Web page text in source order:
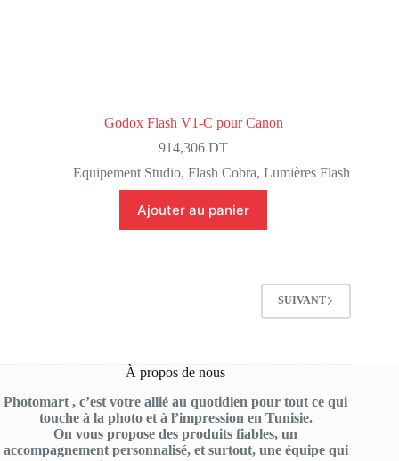
Godox Flash V1-C pour Canon
914,306DT
Equipement Studio, Flash Cobra, Lumières Flash
Ajouter au panier
SUIVANT
À propos de nous
Photomart , c’est votre allié au quotidien pour tout ce qui
touche à la photo et à l’impression en Tunisie.
On vous propose des produits fiables, un
accompagnement personnalisé, et surtout, une équipe qui